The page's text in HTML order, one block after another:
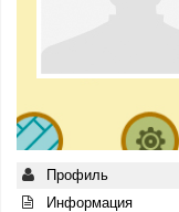
Профиль
Информация